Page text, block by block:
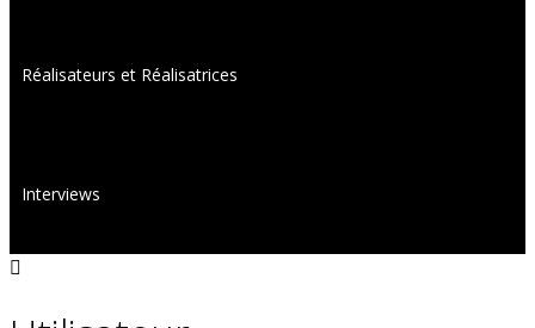
Réalisateurs et Réalisatrices
Interviews